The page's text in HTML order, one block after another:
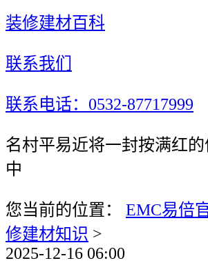
装修建材百科
联系我们
联系电话：0532-87717999
名村平易近将一封按满红
中
您当前的位置： EMC易倍
修建材知识 >
2025-12-16 06:00